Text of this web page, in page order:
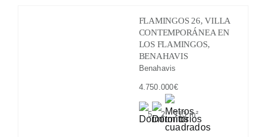
FLAMINGOS 26, VILLA
CONTEMPORÁNEA EN
LOS FLAMINGOS,
BENAHAVIS
Benahavis
5 2 713 m²
4.750.000€